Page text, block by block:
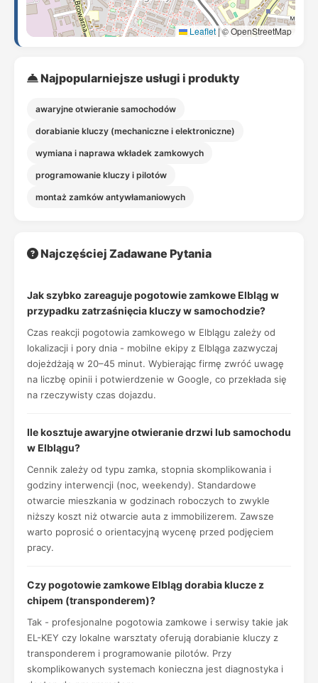
Leaflet|© OpenStreetMap
Najpopularniejsze usługi i produkty
awaryjne otwieranie samochodów
dorabianie kluczy (mechaniczne i elektroniczne)
wymiana i naprawa wkładek zamkowych
programowanie kluczy i pilotów
montaż zamków antywłamaniowych
Najczęściej Zadawane Pytania
Jak szybko zareaguje pogotowie zamkowe Elbląg w
przypadku zatrzaśnięcia kluczy w samochodzie?
Czas reakcji pogotowia zamkowego w Elblągu zależy od
lokalizacji i pory dnia - mobilne ekipy z Elbląga zazwyczaj
dojeżdżają w 20–45 minut. Wybierając firmę zwróć uwagę
na liczbę opinii i potwierdzenie w Google, co przekłada się
na rzeczywisty czas dojazdu.
Ile kosztuje awaryjne otwieranie drzwi lub samochodu
w Elblągu?
Cennik zależy od typu zamka, stopnia skomplikowania i
godziny interwencji (noc, weekendy). Standardowe
otwarcie mieszkania w godzinach roboczych to zwykle
niższy koszt niż otwarcie auta z immobilizerem. Zawsze
warto poprosić o orientacyjną wycenę przed podjęciem
pracy.
Czy pogotowie zamkowe Elbląg dorabia klucze z
chipem (transponderem)?
Tak - profesjonalne pogotowia zamkowe i serwisy takie jak
EL-KEY czy lokalne warsztaty oferują dorabianie kluczy z
transponderem i programowanie pilotów. Przy
skomplikowanych systemach konieczna jest diagnostyka i